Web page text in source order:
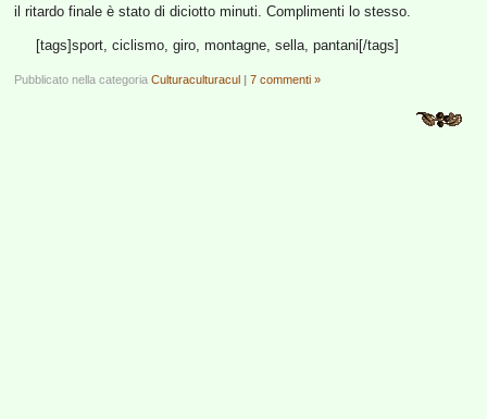
il ritardo finale è stato di diciotto minuti. Complimenti lo stesso.
[tags]sport, ciclismo, giro, montagne, sella, pantani[/tags]
Pubblicato nella categoria Culturaculturacul | 7 commenti »